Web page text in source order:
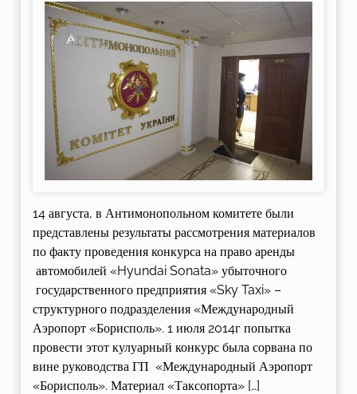
14 августа, в Антимонопольном комитете были
представлены результаты рассмотрения материалов
по факту проведения конкурса на право аренды
автомобилей «Hyundai Sonata» убыточного
государственного предприятия «Sky Taxi» –
структурного подразделения «Международный
Аэропорт «Борисполь». 1 июля 2014г попытка
провести этот кулуарный конкурс была сорвана по
вине руководства ГП «Международный Аэропорт
«Борисполь». Материал «Таксопорта» […]